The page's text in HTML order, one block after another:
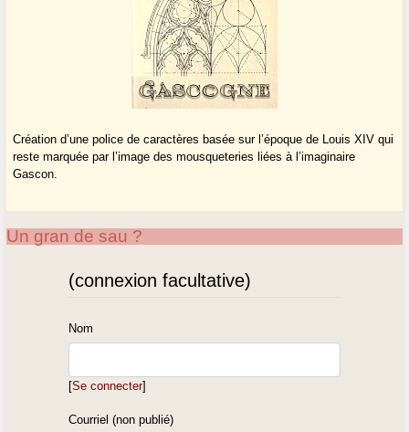
Création d’une police de caractères basée sur l’époque de Louis XIV qui
reste marquée par l’image des mousqueteries liées à l’imaginaire
Gascon.
Un gran de sau ?
(connexion facultative)
Nom
[Se connecter]
Courriel (non publié)